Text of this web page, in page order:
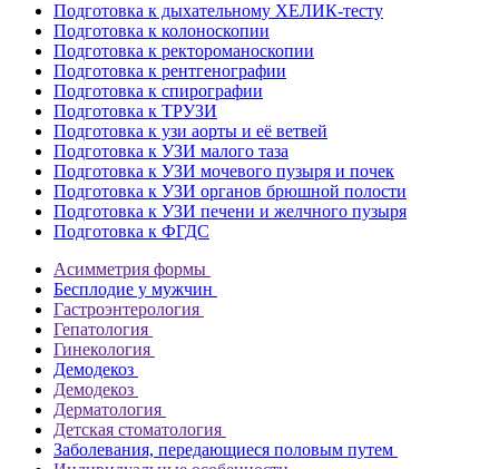
Подготовка к дыхательному ХЕЛИК-тесту
Подготовка к колоноскопии
Подготовка к ректороманоскопии
Подготовка к рентгенографии
Подготовка к спирографии
Подготовка к ТРУЗИ
Подготовка к узи аорты и её ветвей
Подготовка к УЗИ малого таза
Подготовка к УЗИ мочевого пузыря и почек
Подготовка к УЗИ органов брюшной полости
Подготовка к УЗИ печени и желчного пузыря
Подготовка к ФГДС
Асимметрия формы
Бесплодие у мужчин
Гастроэнтерология
Гепатология
Гинекология
Демодекоз
Демодекоз
Дерматология
Детская стоматология
Заболевания, передающиеся половым путем